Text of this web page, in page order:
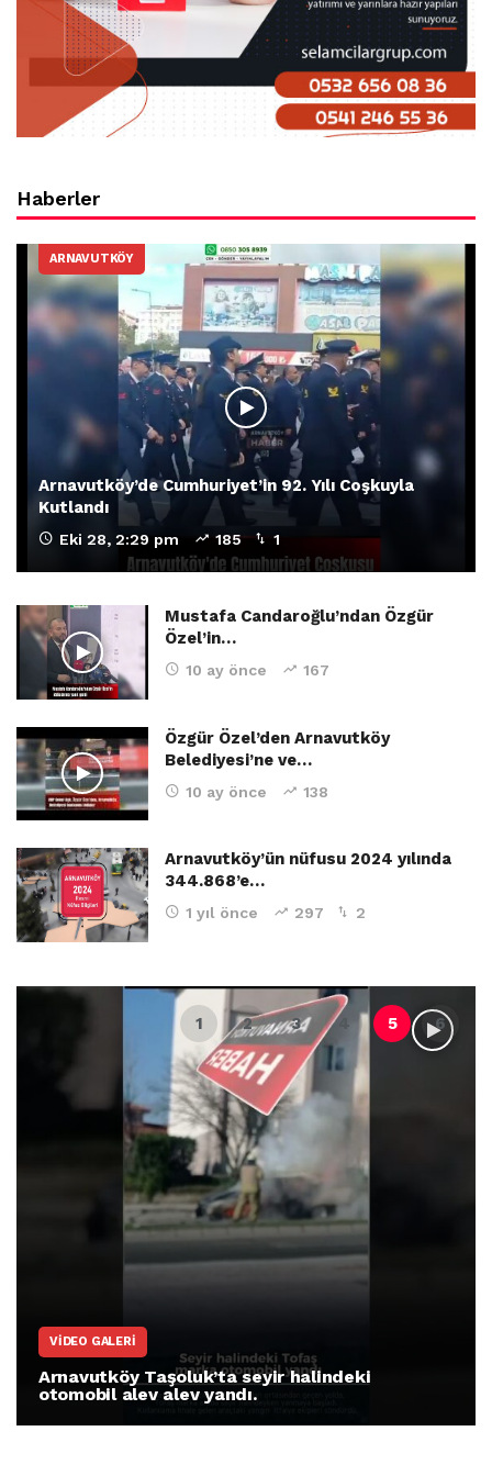
Haberler
ARNAVUTKÖY
Arnavutköy’de Cumhuriyet’in 92. Yılı Coşkuyla
Kutlandı
Eki 28, 2:29 pm 185 1
Mustafa Candaroğlu’ndan Özgür
Özel’in…
10 ay önce 167
Özgür Özel’den Arnavutköy
Belediyesi’ne ve…
10 ay önce 138
Arnavutköy’ün nüfusu 2024 yılında
344.868’e…
1 yıl önce 297 2
VIDEO GALERI
Arnavutköy Taşoluk’ta seyir halindeki
otomobil alev alev yandı.